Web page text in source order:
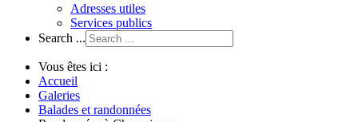
Adresses utiles
Services publics
Search ...
Vous êtes ici :
Accueil
Galeries
Balades et randonnées